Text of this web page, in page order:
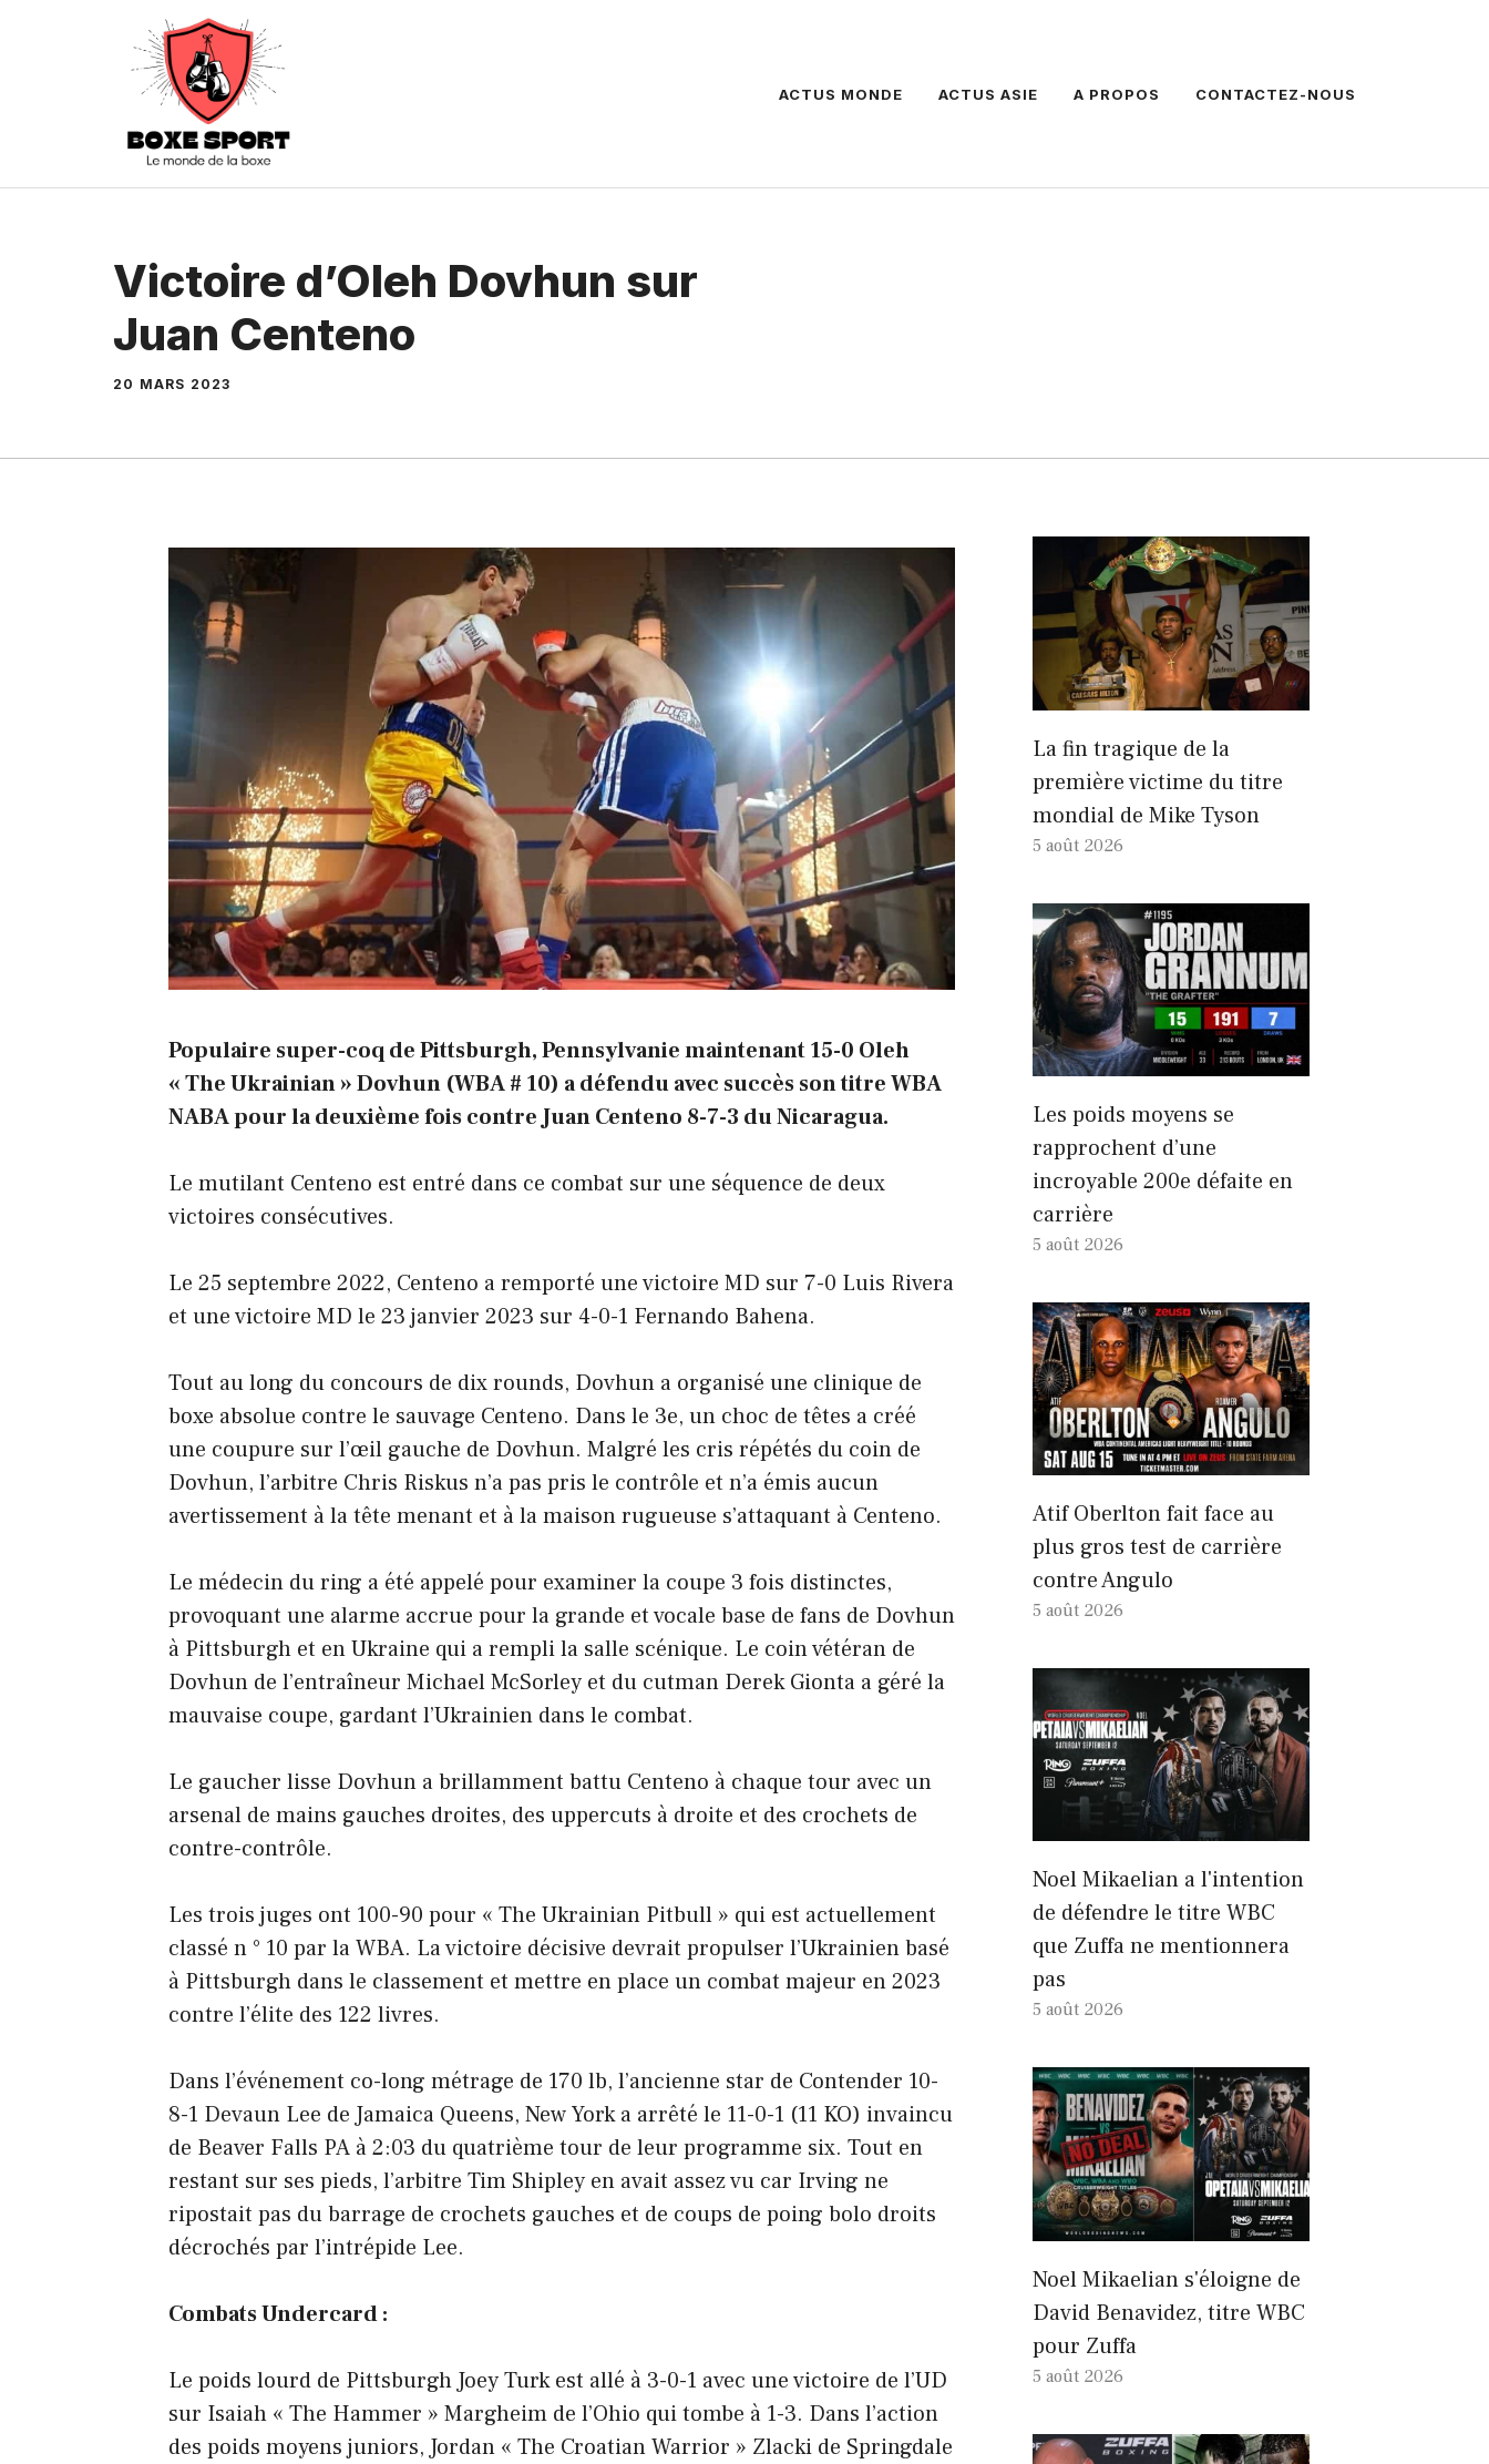
ACTUS MONDE ACTUS ASIE A PROPOS CONTACTEZ-NOUS
Victoire d’Oleh Dovhun sur
Juan Centeno
20 MARS 2023
Populaire super-coq de Pittsburgh, Pennsylvanie maintenant 15-0 Oleh
« The Ukrainian » Dovhun (WBA # 10) a défendu avec succès son titre WBA
NABA pour la deuxième fois contre Juan Centeno 8-7-3 du Nicaragua.
Le mutilant Centeno est entré dans ce combat sur une séquence de deux
victoires consécutives.
Le 25 septembre 2022, Centeno a remporté une victoire MD sur 7-0 Luis Rivera
et une victoire MD le 23 janvier 2023 sur 4-0-1 Fernando Bahena.
Tout au long du concours de dix rounds, Dovhun a organisé une clinique de
boxe absolue contre le sauvage Centeno. Dans le 3e, un choc de têtes a créé
une coupure sur l’œil gauche de Dovhun. Malgré les cris répétés du coin de
Dovhun, l’arbitre Chris Riskus n’a pas pris le contrôle et n’a émis aucun
avertissement à la tête menant et à la maison rugueuse s’attaquant à Centeno.
Le médecin du ring a été appelé pour examiner la coupe 3 fois distinctes,
provoquant une alarme accrue pour la grande et vocale base de fans de Dovhun
à Pittsburgh et en Ukraine qui a rempli la salle scénique. Le coin vétéran de
Dovhun de l’entraîneur Michael McSorley et du cutman Derek Gionta a géré la
mauvaise coupe, gardant l’Ukrainien dans le combat.
Le gaucher lisse Dovhun a brillamment battu Centeno à chaque tour avec un
arsenal de mains gauches droites, des uppercuts à droite et des crochets de
contre-contrôle.
Les trois juges ont 100-90 pour « The Ukrainian Pitbull » qui est actuellement
classé n ° 10 par la WBA. La victoire décisive devrait propulser l’Ukrainien basé
à Pittsburgh dans le classement et mettre en place un combat majeur en 2023
contre l’élite des 122 livres.
Dans l’événement co-long métrage de 170 lb, l’ancienne star de Contender 10-
8-1 Devaun Lee de Jamaica Queens, New York a arrêté le 11-0-1 (11 KO) invaincu
de Beaver Falls PA à 2:03 du quatrième tour de leur programme six. Tout en
restant sur ses pieds, l’arbitre Tim Shipley en avait assez vu car Irving ne
ripostait pas du barrage de crochets gauches et de coups de poing bolo droits
décrochés par l’intrépide Lee.
Combats Undercard :
Le poids lourd de Pittsburgh Joey Turk est allé à 3-0-1 avec une victoire de l’UD
sur Isaiah « The Hammer » Margheim de l’Ohio qui tombe à 1-3. Dans l’action
des poids moyens juniors, Jordan « The Croatian Warrior » Zlacki de Springdale
La fin tragique de la
première victime du titre
mondial de Mike Tyson
5 août 2026
Les poids moyens se
rapprochent d’une
incroyable 200e défaite en
carrière
5 août 2026
Atif Oberlton fait face au
plus gros test de carrière
contre Angulo
5 août 2026
Noel Mikaelian a l'intention
de défendre le titre WBC
que Zuffa ne mentionnera
pas
5 août 2026
Noel Mikaelian s'éloigne de
David Benavidez, titre WBC
pour Zuffa
5 août 2026